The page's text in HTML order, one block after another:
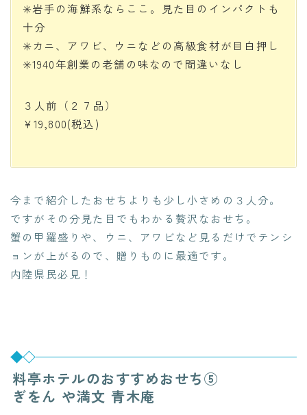
✳️岩手の海鮮系ならここ。見た目のインパクトも
十分
✳️カニ、アワビ、ウニなどの高級食材が目白押し
✳️1940年創業の老舗の味なので間違いなし
３人前（２７品）
¥19,800(税込)
今まで紹介したおせちよりも少し小さめの３人分。
ですがその分見た目でもわかる贅沢なおせち。
蟹の甲羅盛りや、ウニ、アワビなど見るだけでテンシ
ョンが上がるので、贈りものに最適です。
内陸県民必見！
料亭ホテルのおすすめおせち⑤
ぎをん や満文 青木庵